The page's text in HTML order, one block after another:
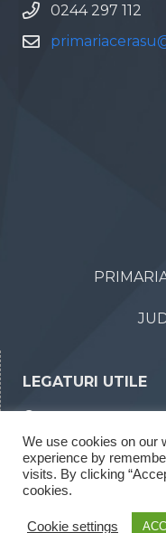
0244 297 112
LEGATURI UTILE
Declaratii de
Rapoarte legea
We use cookies on our
experience by
visits. By clicking
cookies.
Cookie settings